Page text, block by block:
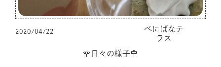
2020/04/22
べにばなテ
ラス
🌹日々の様子🌹